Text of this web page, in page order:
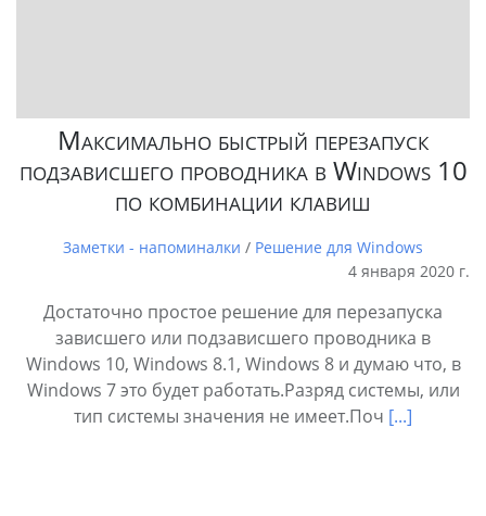
Максимально быстрый перезапуск
подзависшего проводника в Windows 10
по комбинации клавиш
Заметки - напоминалки / Решение для Windows
4 января 2020 г.
Достаточно простое решение для перезапуска
зависшего или подзависшего проводника в
Windows 10, Windows 8.1, Windows 8 и думаю что, в
Windows 7 это будет работать.Разряд системы, или
тип системы значения не имеет.Поч [...]